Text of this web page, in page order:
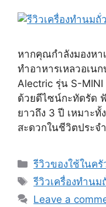
หากคุณกำลังมองหา
ทำอาหารเหลวอเน
Alectric รุ่น S-
ด้วยดีไซน์กะทัดรัด
ยาวถึง 3 ปี เหมาะ
สะดวกในชีวิตประจ
Categories
รีวิวของใช้ในครั
Tags
รีวิวเครื่องทำนม
Leave a